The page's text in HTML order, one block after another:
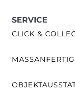
SERVICE
CLICK &